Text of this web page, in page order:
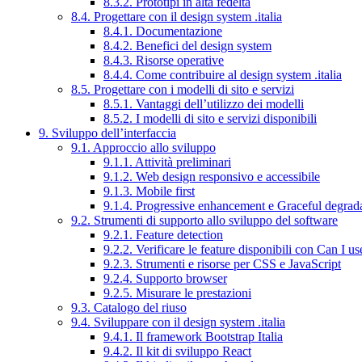
8.4. Progettare con il design system .italia
8.4.1. Documentazione
8.4.2. Benefici del design system
8.4.3. Risorse operative
8.4.4. Come contribuire al design system .italia
8.5. Progettare con i modelli di sito e servizi
8.5.1. Vantaggi dell’utilizzo dei modelli
8.5.2. I modelli di sito e servizi disponibili
9. Sviluppo dell’interfaccia
9.1. Approccio allo sviluppo
9.1.1. Attività preliminari
9.1.2. Web design responsivo e accessibile
9.1.3. Mobile first
9.1.4. Progressive enhancement e Graceful
9.2. Strumenti di supporto allo sviluppo del software
9.2.1. Feature detection
9.2.2. Verificare le feature disponibili con Can I
9.2.3. Strumenti e risorse per CSS e JavaScript
9.2.4. Supporto browser
9.2.5. Misurare le prestazioni
9.3. Catalogo del riuso
9.4. Sviluppare con il design system .italia
9.4.1. Il framework Bootstrap Italia
9.4.2. Il kit di sviluppo React